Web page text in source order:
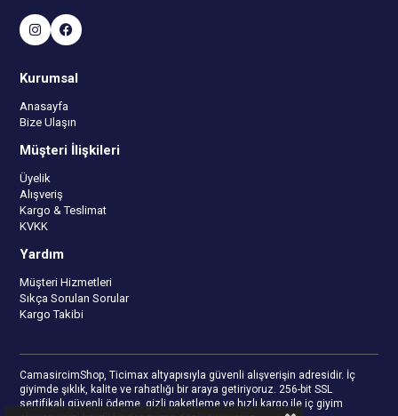
Kurumsal
Anasayfa
Bize Ulaşın
Müşteri İlişkileri
Üyelik
Alışveriş
Kargo & Teslimat
KVKK
Yardım
Müşteri Hizmetleri
Sıkça Sorulan Sorular
Kargo Takibi
CamasircimShop, Ticimax altyapısıyla güvenli alışverişin adresidir. İç
giyimde şıklık, kalite ve rahatlığı bir araya getiriyoruz. 256-bit SSL
sertifikalı güvenli ödeme, gizli paketleme ve hızlı kargo ile iç giyim